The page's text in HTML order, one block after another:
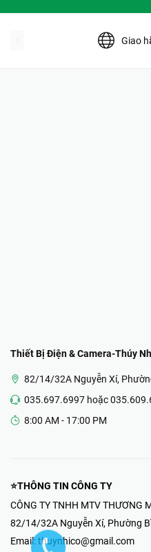
Giao
Thiết Bị Điện & Camera-Thúy
82/14/32A Nguyễn Xí,
035.697.6997 hoặc
8:00 AM - 17:00 PM
⭐THÔNG TIN CÔNG TY
CÔNG TY TNHH MTV THƯƠNG
82/14/32A Nguyễn Xí, Phường
Email: thuynhico@gmail.com